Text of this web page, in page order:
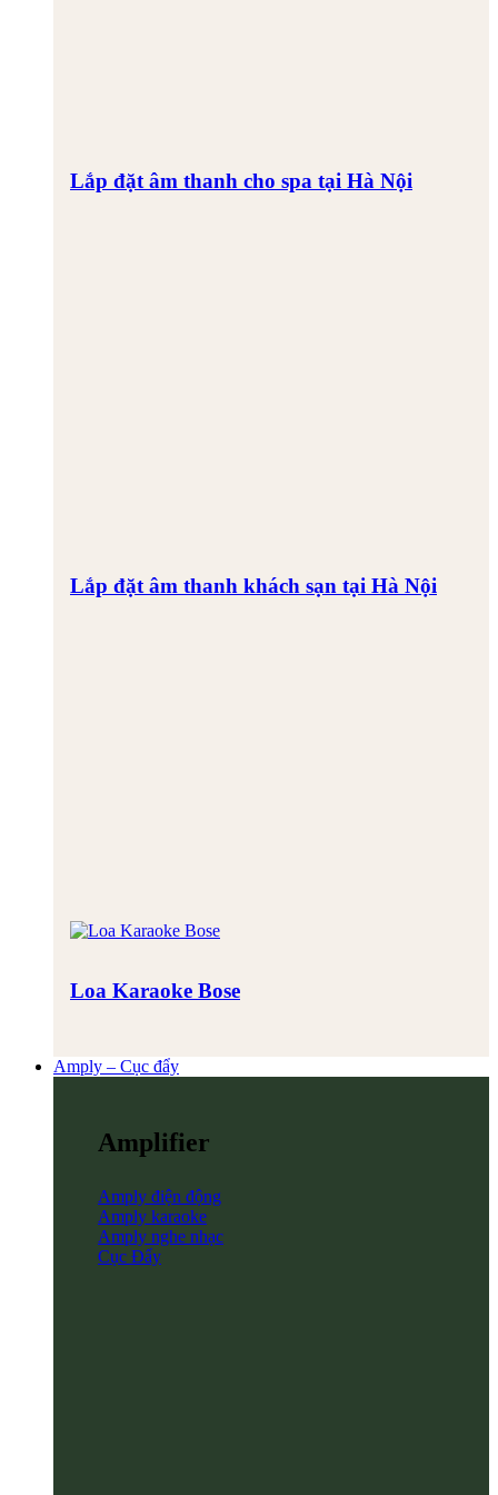
Lắp đặt âm thanh cho spa tại Hà Nội
Lắp đặt âm thanh khách sạn tại Hà Nội
Loa Karaoke Bose
Amply – Cục đẩy
Amplifier
Amply điện động
Amply karaoke
Amply nghe nhạc
Cục Đẩy